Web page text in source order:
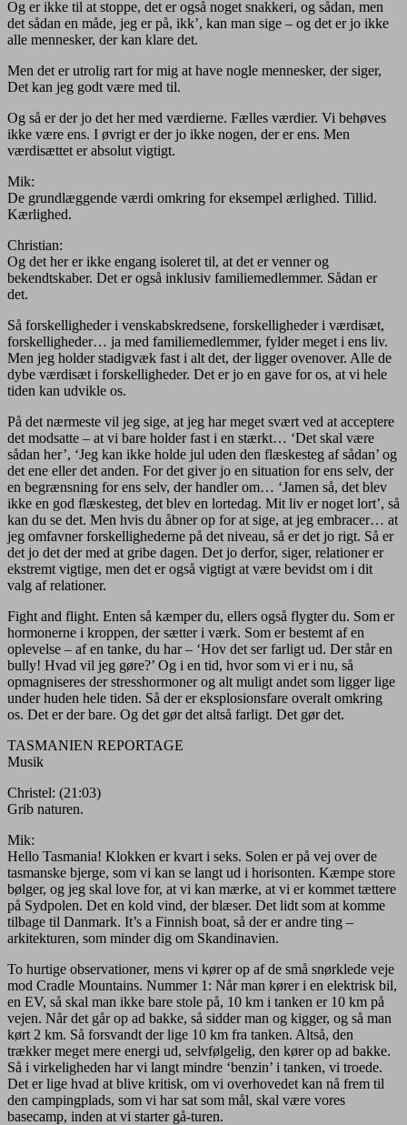
Og er ikke til at stoppe, det er også noget snakkeri, og sådan, men
det sådan en måde, jeg er på, ikk’, kan man sige – og det er jo ikke
alle mennesker, der kan klare det.
Men det er utrolig rart for mig at have nogle mennesker, der siger,
Det kan jeg godt være med til.
Og så er der jo det her med værdierne. Fælles værdier. Vi behøves
ikke være ens. I øvrigt er der jo ikke nogen, der er ens. Men
værdisættet er absolut vigtigt.
Mik:
De grundlæggende værdi omkring for eksempel ærlighed. Tillid.
Kærlighed.
Christian:
Og det her er ikke engang isoleret til, at det er venner og
bekendtskaber. Det er også inklusiv familiemedlemmer. Sådan er
det.
Så forskelligheder i venskabskredsene, forskelligheder i værdisæt,
forskelligheder… ja med familiemedlemmer, fylder meget i ens liv.
Men jeg holder stadigvæk fast i alt det, der ligger ovenover. Alle de
dybe værdisæt i forskelligheder. Det er jo en gave for os, at vi hele
tiden kan udvikle os.
På det nærmeste vil jeg sige, at jeg har meget svært ved at acceptere
det modsatte – at vi bare holder fast i en stærkt… ‘Det skal være
sådan her’, ‘Jeg kan ikke holde jul uden den flæskesteg af sådan’ og
det ene eller det anden. For det giver jo en situation for ens selv, der
en begrænsning for ens selv, der handler om… ‘Jamen så, det blev
ikke en god flæskesteg, det blev en lortedag. Mit liv er noget lort’, så
kan du se det. Men hvis du åbner op for at sige, at jeg embracer… at
jeg omfavner forskellighederne på det niveau, så er det jo rigt. Så er
det jo det der med at gribe dagen. Det jo derfor, siger, relationer er
ekstremt vigtige, men det er også vigtigt at være bevidst om i dit
valg af relationer.
Fight and flight. Enten så kæmper du, ellers også flygter du. Som er
hormonerne i kroppen, der sætter i værk. Som er bestemt af en
oplevelse – af en tanke, du har – ‘Hov det ser farligt ud. Der står en
bully! Hvad vil jeg gøre?’ Og i en tid, hvor som vi er i nu, så
opmagniseres der stresshormoner og alt muligt andet som ligger lige
under huden hele tiden. Så der er eksplosionsfare overalt omkring
os. Det er der bare. Og det gør det altså farligt. Det gør det.
TASMANIEN REPORTAGE
Musik
Christel: (21:03)
Grib naturen.
Mik:
Hello Tasmania! Klokken er kvart i seks. Solen er på vej over de
tasmanske bjerge, som vi kan se langt ud i horisonten. Kæmpe store
bølger, og jeg skal love for, at vi kan mærke, at vi er kommet tættere
på Sydpolen. Det en kold vind, der blæser. Det lidt som at komme
tilbage til Danmark. It’s a Finnish boat, så der er andre ting –
arkitekturen, som minder dig om Skandinavien.
To hurtige observationer, mens vi kører op af de små snørklede veje
mod Cradle Mountains. Nummer 1: Når man kører i en elektrisk bil,
en EV, så skal man ikke bare stole på, 10 km i tanken er 10 km på
vejen. Når det går op ad bakke, så sidder man og kigger, og så man
kørt 2 km. Så forsvandt der lige 10 km fra tanken. Altså, den
trækker meget mere energi ud, selvfølgelig, den kører op ad bakke.
Så i virkeligheden har vi langt mindre ‘benzin’ i tanken, vi troede.
Det er lige hvad at blive kritisk, om vi overhovedet kan nå frem til
den campingplads, som vi har sat som mål, skal være vores
basecamp, inden at vi starter gå-turen.